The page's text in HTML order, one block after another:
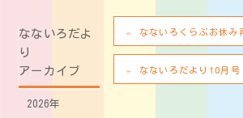
なないろくらぶお休み
なないろだより10月
なないろだよ
り
アーカイブ
2026年